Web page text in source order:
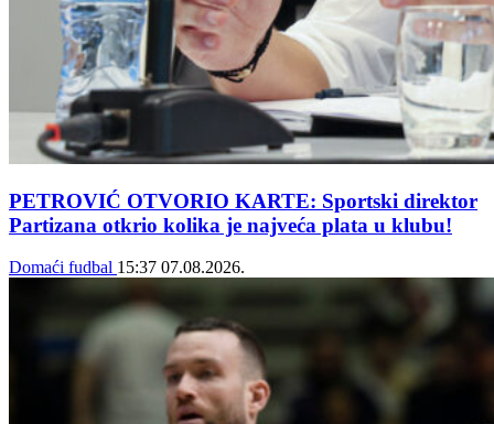
PETROVIĆ OTVORIO KARTE: Sportski direktor
Partizana otkrio kolika je najveća plata u klubu!
Domaći fudbal 15:37 07.08.2026.